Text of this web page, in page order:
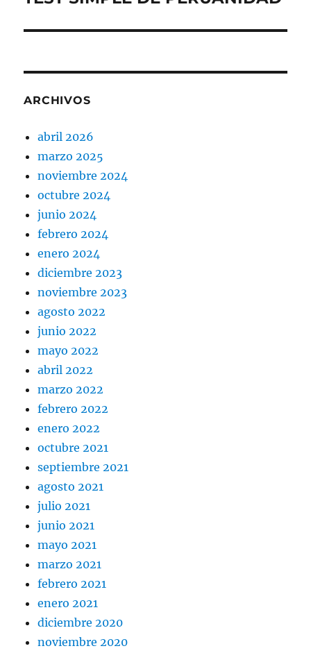
ARCHIVOS
abril 2026
marzo 2025
noviembre 2024
octubre 2024
junio 2024
febrero 2024
enero 2024
diciembre 2023
noviembre 2023
agosto 2022
junio 2022
mayo 2022
abril 2022
marzo 2022
febrero 2022
enero 2022
octubre 2021
septiembre 2021
agosto 2021
julio 2021
junio 2021
mayo 2021
marzo 2021
febrero 2021
enero 2021
diciembre 2020
noviembre 2020